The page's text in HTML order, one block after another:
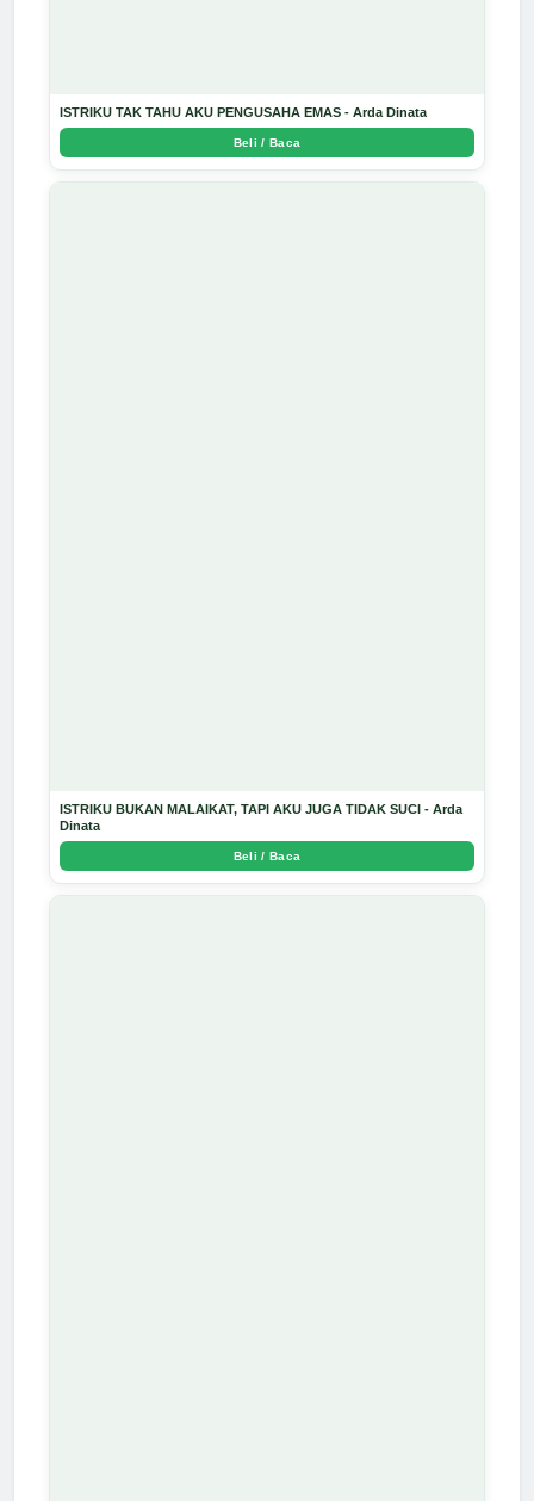
ISTRIKU TAK TAHU AKU PENGUSAHA EMAS - Arda Dinata
Beli / Baca
ISTRIKU BUKAN MALAIKAT, TAPI AKU JUGA TIDAK SUCI - Arda
Dinata
Beli / Baca